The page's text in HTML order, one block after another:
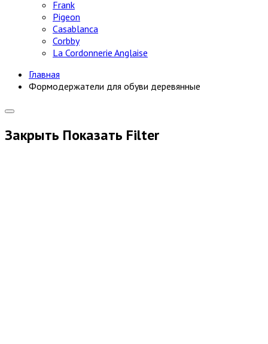
Frank
Pigeon
Casablanca
Corbby
La Cordonnerie Anglaise
Главная
Формодержатели для обуви деревянные
Закрыть Показать Filter